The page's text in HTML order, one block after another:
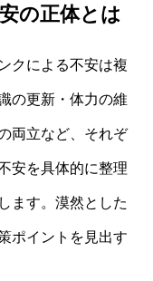
の正体とは
クによる不安は複
の更新・体力の維
両立など、それぞ
安を具体的に整理
ます。漠然とした
ポイントを見出す